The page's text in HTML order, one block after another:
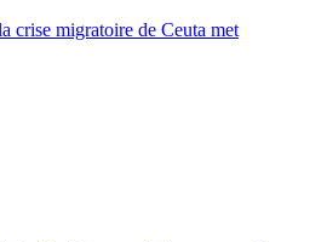
crise migratoire de Ceuta met